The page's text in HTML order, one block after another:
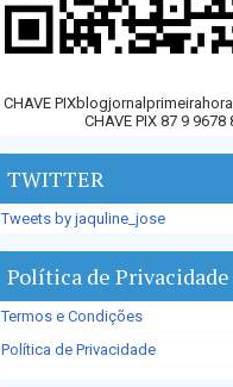
CHAVE
CHAVE PIX 87 9 9678
TWITTER
Tweets by jaquline_jose
Política de Privacidade
Termos e Condições
Política de Privacidade